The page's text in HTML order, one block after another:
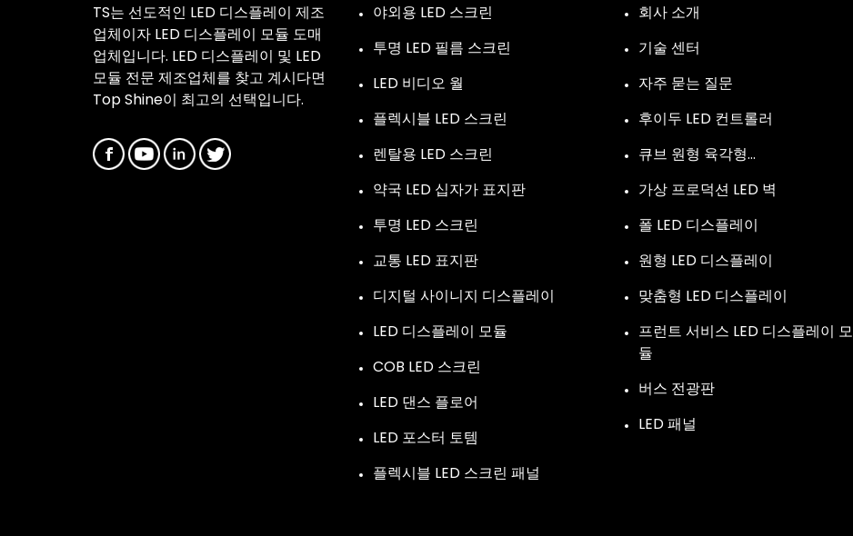
TS는 선도적인 LED 디스플레이 제조
업체이자 LED 디스플레이 모듈 도매
업체입니다. LED 디스플레이 및 LED
모듈 전문 제조업체를 찾고 계시다면
Top Shine이 최고의 선택입니다.
야외용 LED 스크린
투명 LED 필름 스크린
LED 비디오 월
플렉시블 LED 스크린
렌탈용 LED 스크린
약국 LED 십자가 표지판
투명 LED 스크린
교통 LED 표지판
디지털 사이니지 디스플레이
LED 디스플레이 모듈
COB LED 스크린
LED 댄스 플로어
LED 포스터 토템
플렉시블 LED 스크린 패널
회사 소개
기술 센터
자주 묻는 질문
후이두 LED 컨트롤러
큐브 원형 육각형…
가상 프로덕션 LED 벽
폴 LED 디스플레이
원형 LED 디스플레이
맞춤형 LED 디스플레이
프런트 서비스 LED 디스플레이 모
듈
버스 전광판
LED 패널